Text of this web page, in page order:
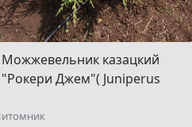
Можжевельник казацкий
"Рокери Джем"( Juniperus